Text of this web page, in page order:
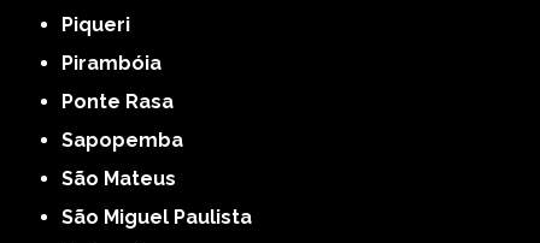
Piqueri
Pirambóia
Ponte Rasa
Sapopemba
São Mateus
São Miguel Paulista